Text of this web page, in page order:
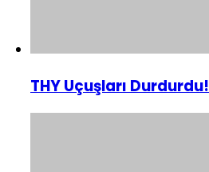
THY Uçuşları Durdurdu!